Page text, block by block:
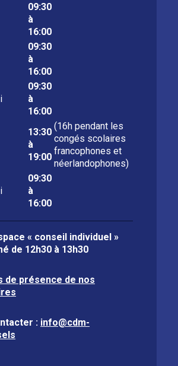
09:30
à
16:00
09:30
à
16:00
09:30
à
16:00
13:30
à
19:00
(16h pendant les
congés scolaires
francophones et
néerlandophones)
09:30
à
16:00
« conseil individuel »
de 12h30 à 13h30
de présence de nos
: info@cdm-